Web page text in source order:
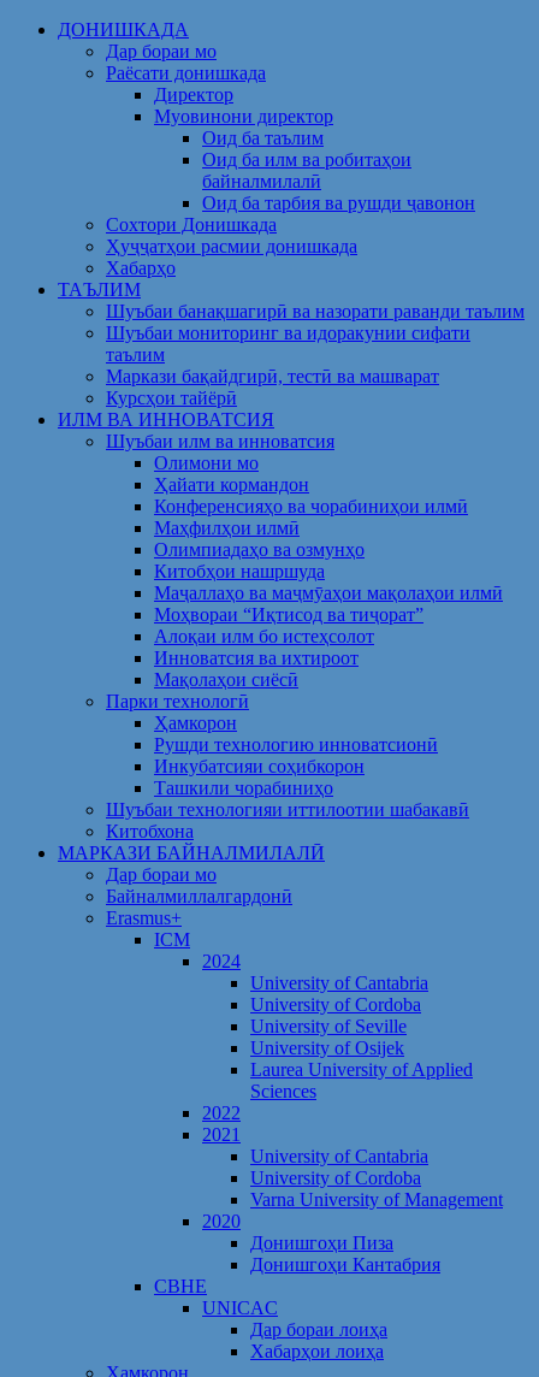
Skip
ДОНИШКАДА
Дар бораи мо
Раёсати донишкада
Директор
Муовинони директор
Оид ба таълим
Оид ба илм ва робитаҳои
байналмилалӣ
Оид ба тарбия ва рушди ҷавонон
Сохтори Донишкада
Ҳуҷҷатҳои расмии донишкада
Хабарҳо
ТАЪЛИМ
Шуъбаи банақшагирӣ ва назорати раванди таълим
Шуъбаи мониторинг ва идоракунии сифати
таълим
Маркази бақайдгирӣ, тестӣ ва машварат
Курсҳои тайёрӣ
ИЛМ ВА ИННОВАТСИЯ
Шуъбаи илм ва инноватсия
Олимони мо
Ҳайати кормандон
Конференсияҳо ва чорабиниҳои илмӣ
Маҳфилҳои илмӣ
Олимпиадаҳо ва озмунҳо
Китобҳои нашршуда
Маҷаллаҳо ва маҷмӯаҳои мақолаҳои илмӣ
Моҳвораи “Иқтисод ва тиҷорат”
Алоқаи илм бо истеҳсолот
Инноватсия ва ихтироот
Мақолаҳои сиёсӣ
Парки технологӣ
Ҳамкорон
Рушди технологию инноватсионӣ
Инкубатсияи соҳибкорон
Ташкили чорабиниҳо
Шуъбаи технологияи иттилоотии шабакавӣ
Китобхона
МАРКАЗИ БАЙНАЛМИЛАЛӢ
Дар бораи мо
Байналмиллалгардонӣ
Erasmus+
ICM
2024
University of Cantabria
University of Cordoba
University of Seville
University of Osijek
Laurea University of Applied
Sciences
2022
2021
University of Cantabria
University of Cordoba
Varna University of Management
2020
Донишгоҳи Пиза
Донишгоҳи Кантабрия
CBHE
UNICAC
Дар бораи лоиҳа
Хабарҳои лоиҳа
Ҳамкорон